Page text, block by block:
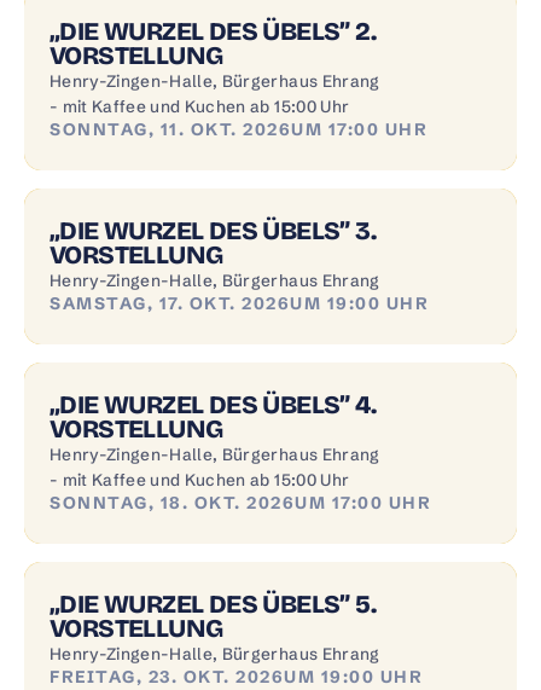
„DIE WURZEL DES ÜBELS” 2.
VORSTELLUNG
Henry-Zingen-Halle, Bürgerhaus Ehrang
- mit Kaffee und Kuchen ab 15:00 Uhr
SONNTAG, 11. OKT. 2026UM 17:00 UHR
„DIE WURZEL DES ÜBELS” 3.
VORSTELLUNG
Henry-Zingen-Halle, Bürgerhaus Ehrang
SAMSTAG, 17. OKT. 2026UM 19:00 UHR
„DIE WURZEL DES ÜBELS” 4.
VORSTELLUNG
Henry-Zingen-Halle, Bürgerhaus Ehrang
- mit Kaffee und Kuchen ab 15:00 Uhr
SONNTAG, 18. OKT. 2026UM 17:00 UHR
„DIE WURZEL DES ÜBELS” 5.
VORSTELLUNG
Henry-Zingen-Halle, Bürgerhaus Ehrang
FREITAG, 23. OKT. 2026UM 19:00 UHR